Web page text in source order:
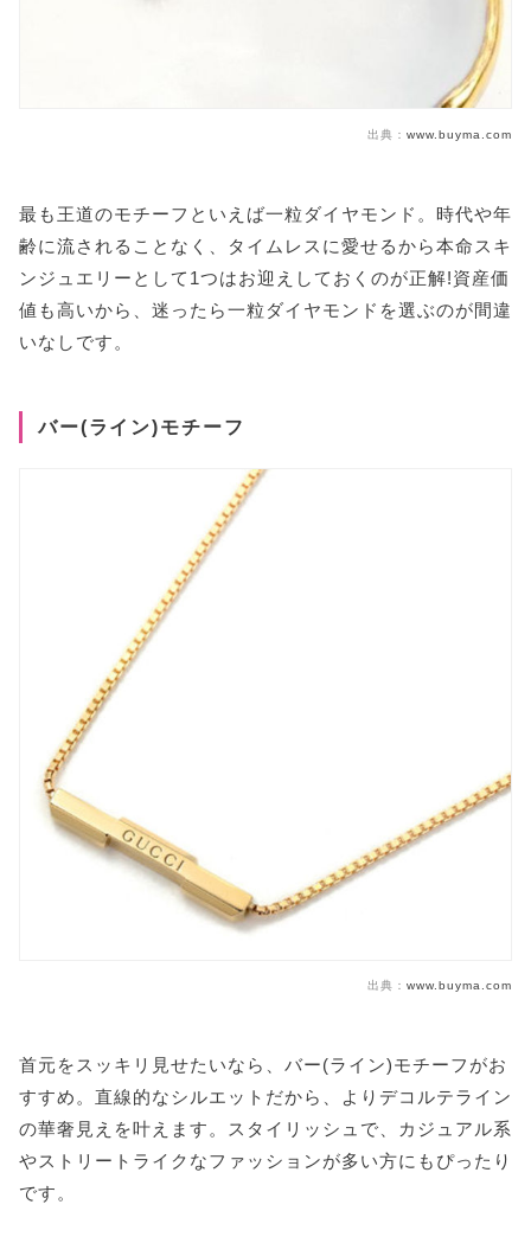
出典： www.buyma.com
最も王道のモチーフといえば一粒ダイヤモンド。時代や年
齢に流されることなく、タイムレスに愛せるから本命スキ
ンジュエリーとして1つはお迎えしておくのが正解!資産価
値も高いから、迷ったら一粒ダイヤモンドを選ぶのが間違
いなしです。
バー(ライン)モチーフ
出典： www.buyma.com
首元をスッキリ見せたいなら、バー(ライン)モチーフがお
すすめ。直線的なシルエットだから、よりデコルテライン
の華奢見えを叶えます。スタイリッシュで、カジュアル系
やストリートライクなファッションが多い方にもぴったり
です。